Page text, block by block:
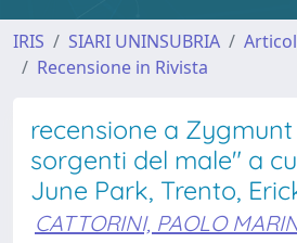
IRIS SIARI UNINSUBRIA
Recensione in Rivista
recensione a
sorgenti del male" a
June Park, Trento,
CATTORINI, PAOLO